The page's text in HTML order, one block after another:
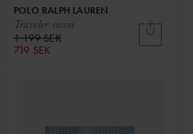
Traveler swim
POLO RALPH LAUREN
1 199 SEK
719 SEK